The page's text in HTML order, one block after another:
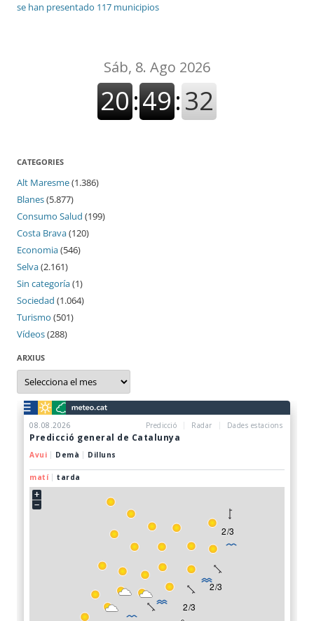
se han presentado 117 municipios
CATEGORIES
Alt Maresme(1.386)
Blanes(5.877)
Consumo Salud (199)
Costa Brava(120)
Economia(546)
Selva(2.161)
Sin categoría(1)
Sociedad (1.064)
Turismo (501)
Vídeos(288)
ARXIUS
Arxius